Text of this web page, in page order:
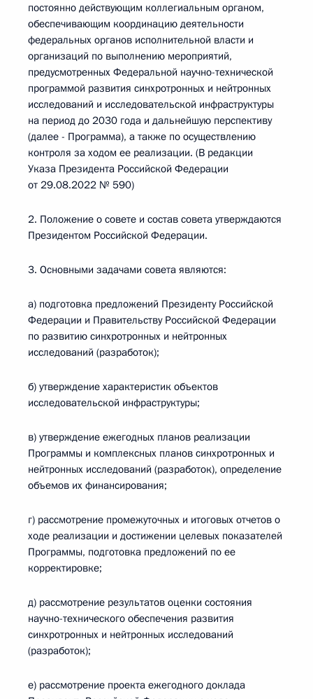
постоянно действующим коллегиальным органом,
обеспечивающим координацию деятельности
федеральных органов исполнительной власти и
организаций по выполнению мероприятий,
предусмотренных Федеральной научно-технической
программой развития синхротронных и нейтронных
исследований и исследовательской инфраструктуры
на период до 2030 года и дальнейшую перспективу
(далее - Программа), а также по осуществлению
контроля за ходом ее реализации. (В редакции
Указа Президента Российской Федерации
от 29.08.2022 № 590)
2. Положение о совете и состав совета утверждаются
Президентом Российской Федерации.
3. Основными задачами совета являются:
а) подготовка предложений Президенту Российской
Федерации и Правительству Российской Федерации
по развитию синхротронных и нейтронных
исследований (разработок);
б) утверждение характеристик объектов
исследовательской инфраструктуры;
в) утверждение ежегодных планов реализации
Программы и комплексных планов синхротронных и
нейтронных исследований (разработок), определение
объемов их финансирования;
г) рассмотрение промежуточных и итоговых отчетов о
ходе реализации и достижении целевых показателей
Программы, подготовка предложений по ее
корректировке;
д) рассмотрение результатов оценки состояния
научно-технического обеспечения развития
синхротронных и нейтронных исследований
(разработок);
е) рассмотрение проекта ежегодного доклада